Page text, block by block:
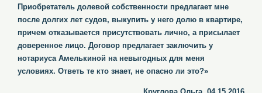
Приобретатель долевой собственности предлагает мне
после долгих лет судов, выкупить у него долю в квартире,
причем отказывается присутствовать лично, а присылает
доверенное лицо. Договор предлагает заключить у
нотариуса Амелькиной на невыгодных для меня
условиях. Ответь те кто знает, не опасно ли это?»